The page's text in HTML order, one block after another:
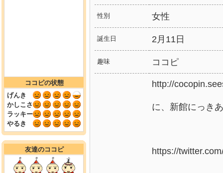
ココピの状態
げんき
かしこさ
ラッキー
やるき
友達のココピ
性別 女性
誕生日 2月11日
趣味 ココピ
http://
に、新館にっき
https://